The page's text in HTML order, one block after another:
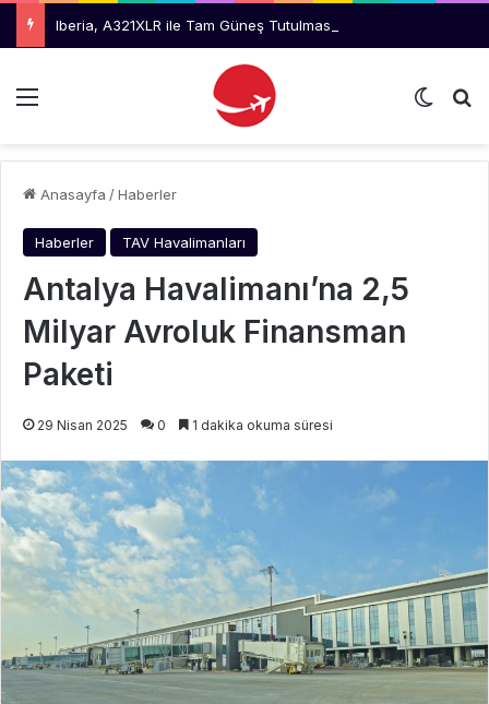
Iberia, A321XLR ile Tam Güneş Tutulmasını Takip Edecek
Menü Dış
Anasayfa /Haberler
Haberler TAV Havalimanları
Antalya Havalimanı’na 2,5
Milyar Avroluk Finansman
Paketi
29 Nisan 2025 0 1 dakika okuma süresi